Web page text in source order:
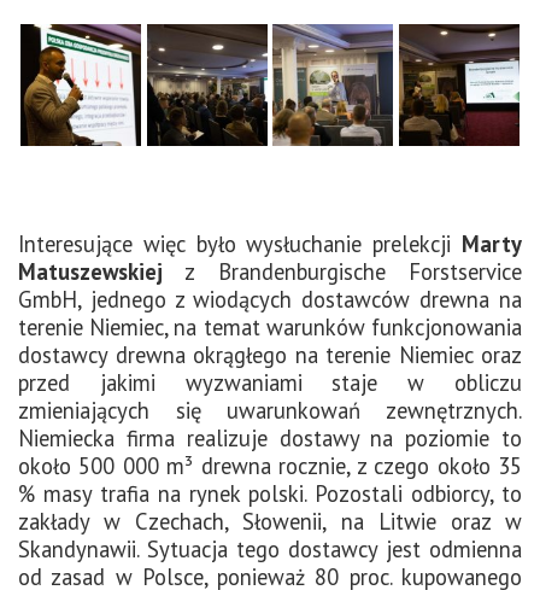
Interesujące więc było wysłuchanie prelekcji Marty
Matuszewskiej z Brandenburgische Forstservice
GmbH, jednego z wiodących dostawców drewna na
terenie Niemiec, na temat warunków funkcjonowania
dostawcy drewna okrągłego na terenie Niemiec oraz
przed jakimi wyzwaniami staje w obliczu
zmieniających się uwarunkowań zewnętrznych.
Niemiecka firma realizuje dostawy na poziomie to
około 500 000 m³ drewna rocznie, z czego około 35
% masy trafia na rynek polski. Pozostali odbiorcy, to
zakłady w Czechach, Słowenii, na Litwie oraz w
Skandynawii. Sytuacja tego dostawcy jest odmienna
od zasad w Polsce, ponieważ 80 proc. kupowanego